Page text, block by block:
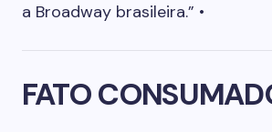
a Broadway brasileira.” •
FATO